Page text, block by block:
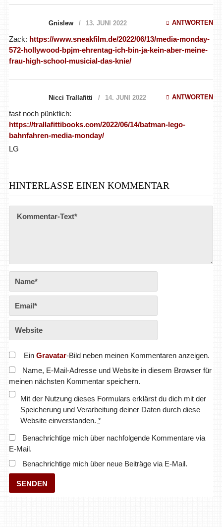
Gnislew 13. JUNI 2022 ANTWORTEN
Zack: https://www.sneakfilm.de/2022/06/13/media-monday-
572-hollywood-bpjm-ehrentag-ich-bin-ja-kein-aber-meine-
frau-high-school-musicial-das-knie/
Nicci Trallafitti 14. JUNI 2022 ANTWORTEN
fast noch pünktlich:
https://trallafittibooks.com/2022/06/14/batman-lego-
bahnfahren-media-monday/
LG
HINTERLASSE EINEN KOMMENTAR
Ein Gravatar-Bild neben meinen Kommentaren anzeigen.
Name, E-Mail-Adresse und Website in diesem Browser für
meinen nächsten Kommentar speichern.
Mit der Nutzung dieses Formulars erklärst du dich mit der
Speicherung und Verarbeitung deiner Daten durch diese
Website einverstanden. *
Benachrichtige mich über nachfolgende Kommentare via
E-Mail.
Benachrichtige mich über neue Beiträge via E-Mail.